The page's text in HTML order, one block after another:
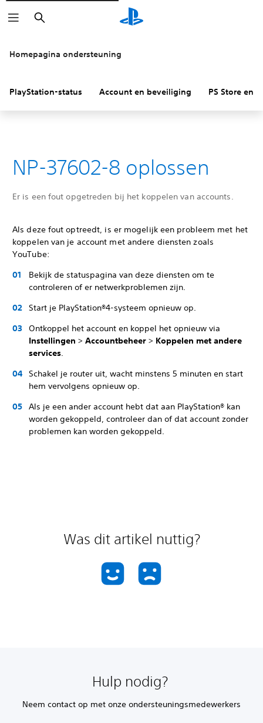
Zoeken
Homepagina ondersteuning
PlayStation-status Account en beveiliging PS Store en
NP-37602-8 oplossen
Er is een fout opgetreden bij het koppelen van accounts.
Als deze fout optreedt, is er mogelijk een probleem met het
koppelen van je account met andere diensten zoals
YouTube:
Bekijk de statuspagina van deze diensten om te
controleren of er netwerkproblemen zijn.
Start je PlayStation®4-systeem opnieuw op.
Ontkoppel het account en koppel het opnieuw via
Instellingen > Accountbeheer > Koppelen met andere
services.
Schakel je router uit, wacht minstens 5 minuten en start
hem vervolgens opnieuw op.
Als je een ander account hebt dat aan PlayStation® kan
worden gekoppeld, controleer dan of dat account zonder
problemen kan worden gekoppeld.
Was dit artikel nuttig?
Hulp nodig?
Neem contact op met onze ondersteuningsmedewerkers